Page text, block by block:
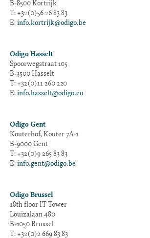
B-8500 Kortrijk
T: +32(0)56 26 83 83
E: info.kortrijk@odigo.be
Odigo Hasselt
Spoorwegstraat 105
B-3500 Hasselt
T: +32(0)11 260 220
E: info.hasselt@odigo.eu
Odigo Gent
Kouterhof, Kouter 7A-1
B-9000 Gent
T: +32(0)9 265 83 83
E: info.gent@odigo.be
Odigo Brussel
18th floor IT Tower
Louizalaan 480
B-1050 Brussel
T: +32(0)2 669 83 83